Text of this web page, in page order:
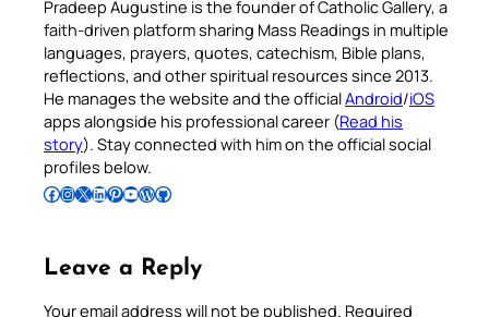
Pradeep Augustine is the founder of Catholic Gallery, a
faith-driven platform sharing Mass Readings in multiple
languages, prayers, quotes, catechism, Bible plans,
reflections, and other spiritual resources since 2013.
He manages the website and the officialAndroid/iOS
apps alongside his professional career (Read his
story). Stay connected with him on the official social
profiles below.
Follow Pradeep on Facebook Follow Pradeep on InstagramFollow Pradeep on X Follow Pradeep on LinkedIn Follow Pradeep on Pinterest Subscribe to Pradeep’s Youtube Channel Follow Pradeep on WordPress Follow Pradeep on GitHub
Leave a Reply
Your email address will not be published. Required